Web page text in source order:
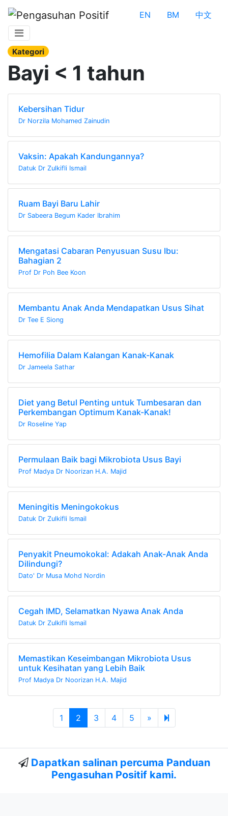
EN BM 中文
Kategori
Bayi < 1 tahun
Kebersihan Tidur
Dr Norzila Mohamed Zainudin
Vaksin: Apakah Kandungannya?
Datuk Dr Zulkifli Ismail
Ruam Bayi Baru Lahir
Dr Sabeera Begum Kader Ibrahim
Mengatasi Cabaran Penyusuan Susu Ibu:
Bahagian 2
Prof Dr Poh Bee Koon
Membantu Anak Anda Mendapatkan Usus Sihat
Dr Tee E Siong
Hemofilia Dalam Kalangan Kanak-Kanak
Dr Jameela Sathar
Diet yang Betul Penting untuk Tumbesaran dan
Perkembangan Optimum Kanak-Kanak!
Dr Roseline Yap
Permulaan Baik bagi Mikrobiota Usus Bayi
Prof Madya Dr Noorizan H.A. Majid
Meningitis Meningokokus
Datuk Dr Zulkifli Ismail
Penyakit Pneumokokal: Adakah Anak-Anak Anda
Dilindungi?
Dato' Dr Musa Mohd Nordin
Cegah IMD, Selamatkan Nyawa Anak Anda
Datuk Dr Zulkifli Ismail
Memastikan Keseimbangan Mikrobiota Usus
untuk Kesihatan yang Lebih Baik
Prof Madya Dr Noorizan H.A. Majid
1 2 3 4 5 »Next page
9
Dapatkan salinan percuma Panduan
Pengasuhan Positif kami.